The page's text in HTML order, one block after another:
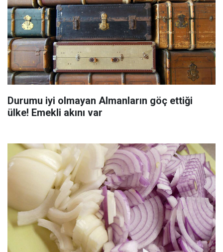
Durumu iyi olmayan Almanların göç ettiği
ülke! Emekli akını var